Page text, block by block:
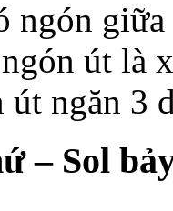
ngón
út là
út ngăn 3
– Sol